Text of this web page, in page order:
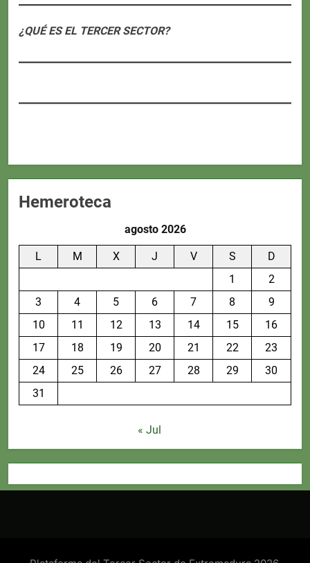
¿QUÉ ES EL TERCER SECTOR?
Hemeroteca
agosto 2026
L M X J V S
D
1
2
3
4 5 6 7 8
9
10
11 12 13 14 15
16
17
18 19 20 21 22
23
24
25 26 27 28 29
30
31
« Jul